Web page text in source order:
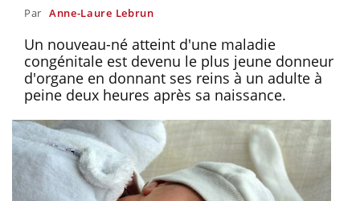
Par Anne-Laure Lebrun
Un nouveau-né atteint d'une maladie
congénitale est devenu le plus jeune donneur
d'organe en donnant ses reins à un adulte à
peine deux heures après sa naissance.